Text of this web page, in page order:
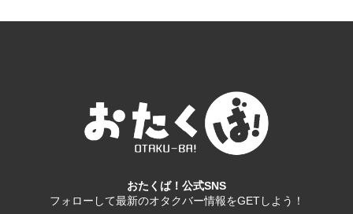
おたくば！公式SNS
フォローして最新のオタクバー情報をGETしよう！